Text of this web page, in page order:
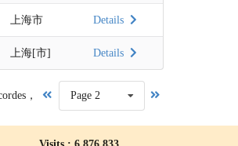
上海市 Details
上海[市] Details
， Page 2